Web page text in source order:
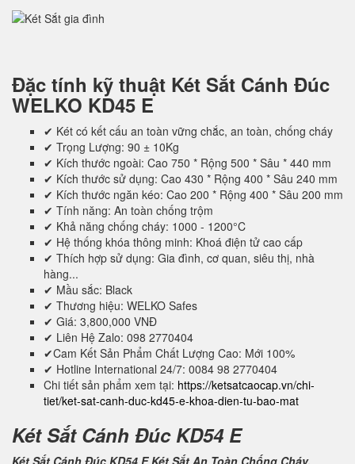
Đặc tính kỹ thuật Két Sắt Cánh Đúc
WELKO KD45 E
✔ Két có kết cấu an toàn vững chắc, an toàn, chống cháy
✔ Trọng Lượng: 90 ± 10Kg
✔ Kích thước ngoài: Cao 750 * Rộng 500 * Sâu * 440 mm
✔ Kích thước sử dụng: Cao 430 * Rộng 400 * Sâu 240 mm
✔ Kích thước ngăn kéo: Cao 200 * Rộng 400 * Sâu 200 mm
✔ Tính năng: An toàn chống trộm
✔ Khả năng chống cháy: 1000 - 1200°C
✔ Hệ thống khóa thông minh: Khoá điện tử cao cấp
✔ Thích hợp sử dụng: Gia đình, cơ quan, siêu thị, nhà
hàng...
✔ Mầu sắc: Black
✔ Thương hiệu: WELKO Safes
✔ Giá: 3,800,000 VNĐ
✔ Liên Hệ Zalo: 098 2770404
✔Cam Kết Sản Phẩm Chất Lượng Cao: Mới 100%
✔ Hotline International 24/7: 0084 98 2770404
Chi tiết sản phẩm xem tại: https://ketsatcaocap.vn/chi-
tiet/ket-sat-canh-duc-kd45-e-khoa-dien-tu-bao-mat
Két Sắt Cánh Đúc KD54 E